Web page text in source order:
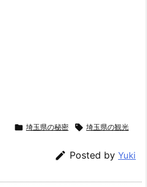
 埼玉県の秘密  埼玉県の観光
 Posted by Yuki